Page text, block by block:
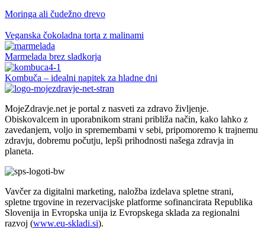
Moringa ali čudežno drevo
Veganska čokoladna torta z malinami
Marmelada brez sladkorja
Kombuča – idealni napitek za hladne dni
MojeZdravje.net je portal z nasveti za zdravo življenje.
Obiskovalcem in uporabnikom strani približa način, kako lahko z
zavedanjem, voljo in spremembami v sebi, pripomoremo k trajnemu
zdravju, dobremu počutju, lepši prihodnosti našega zdravja in
planeta.
Vavčer za digitalni marketing, naložba izdelava spletne strani,
spletne trgovine in rezervacijske platforme sofinancirata Republika
Slovenija in Evropska unija iz Evropskega sklada za regionalni
razvoj (www.eu-skladi.si).